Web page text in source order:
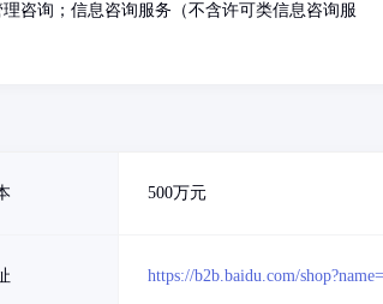
咨询；信息咨询服务（不含许可类信息咨询服
500万元
https://b2b.baidu.com/